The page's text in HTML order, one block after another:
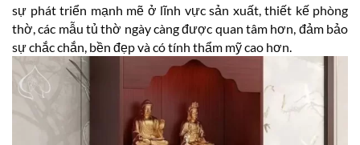
sự phát triển mạnh mẽ ở lĩnh vực sản xuất, thiết kế phòng
thờ, các mẫu tủ thờ ngày càng được quan tâm hơn, đảm bảo
sự chắc chắn, bền đẹp và có tính thẩm mỹ cao hơn.